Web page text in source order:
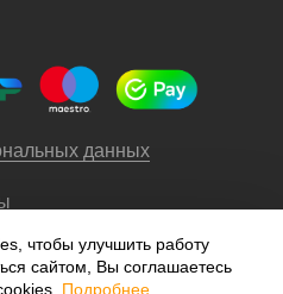
данных
чтобы улучшить работу
сайтом, Вы соглашаетесь
Подробнее